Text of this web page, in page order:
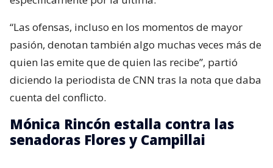
“Las ofensas, incluso en los momentos de mayor
pasión, denotan también algo muchas veces más de
quien las emite que de quien las recibe”, partió
diciendo la periodista de CNN tras la nota que daba
cuenta del conflicto.
Mónica Rincón estalla contra las
senadoras Flores y Campillai